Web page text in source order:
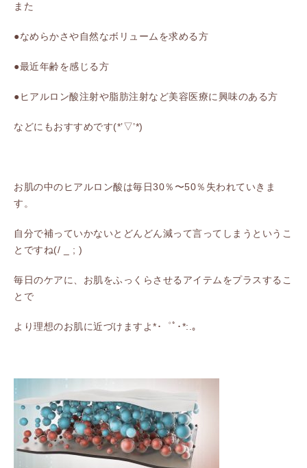
また
●なめらかさや自然なボリュームを求める方
●最近年齢を感じる方
●ヒアルロン酸注射や脂肪注射など美容医療に興味のある方
などにもおすすめです(*’▽’*)
お肌の中のヒアルロン酸は毎日30％〜50％失われていきま
す。
自分で補っていかないとどんどん減って言ってしまうというこ
とですね(/ _ ; )
毎日のケアに、お肌をふっくらさせるアイテムをプラスするこ
とで
より理想のお肌に近づけますよ*･゜ﾟ･*:.｡